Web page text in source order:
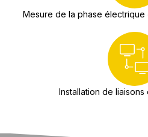
Mesure de la phase
Installation de